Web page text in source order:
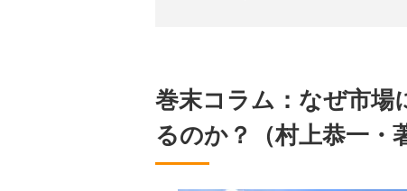
巻末コラム：なぜ市場
るのか？（村上恭一・